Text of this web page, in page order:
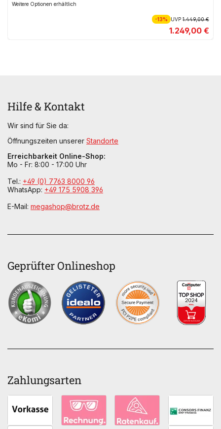
Weitere Optionen erhältlich
-13% UVP1.449,00 €
1.249,00 €
Hilfe & Kontakt
Wir sind für Sie da:
Öffnungszeiten unserer Standorte
Erreichbarkeit Online-Shop:
Mo - Fr: 8:00 - 17:00 Uhr
Tel.: +49 (0) 7763 8000 96
WhatsApp: +49 175 5908 396
E-Mail: megashop@brotz.de
Geprüfter Onlineshop
Zahlungsarten